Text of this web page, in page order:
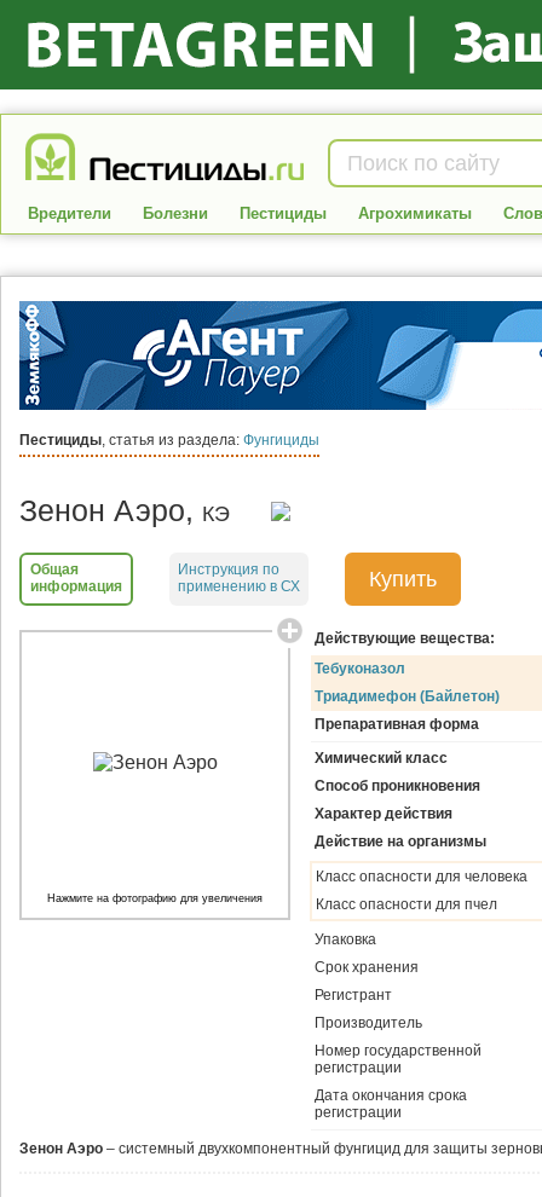
Вредители Болезни Пестициды Агрохимикаты
Пестициды, статья из раздела: Фунгициды
Зенон Аэро, КЭ
Общая
информация
Инструкция по
применению в СХ
Купить
Действующие вещества:
Тебуконазол
Триадимефон (Байлетон)
Препаративная форма
Химический класс
Способ проникновения
Характер действия
Действие на организмы
Класс опасности для человека
Класс опасности для пчел
Упаковка
Срок хранения
Регистрант
Производитель
Номер государственной
регистрации
Дата окончания срока
регистрации
Нажмите на фотографию для увеличения
Зенон Аэро – системный двухкомпонентный фунгицид для защиты